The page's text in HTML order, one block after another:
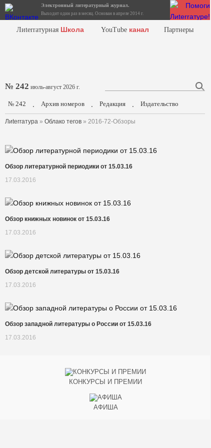
Электронный литературный журнал.
Выходит один раз в месяц. Основан в апреле 2014 г.
Лиterraтурная Школа YouTube канал Партнеры
№ 242 июль-август 2026 г.
№ 242 . Архив номеров . Редакция . Издательство
Лиterraтура » Облако тегов » 2016-72-Обзоры
Обзор литературной периодики от 15.03.16
17.03.2016
Обзор книжных новинок от 15.03.16
17.03.2016
Обзор детской литературы от 15.03.16
17.03.2016
Обзор западной литературы о России от 15.03.16
17.03.2016
КОНКУРСЫ И ПРЕМИИ
АФИША